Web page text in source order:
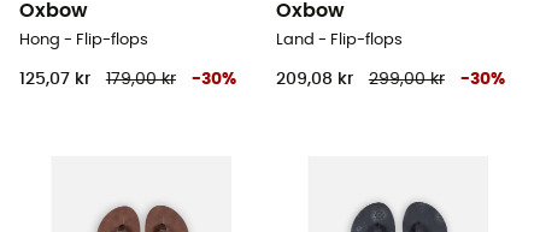
Oxbow
Hong - Flip-flops
125,07 kr 179,00 kr -30%
Oxbow
Land - Flip-flops
209,08 kr 299,00 kr -30%